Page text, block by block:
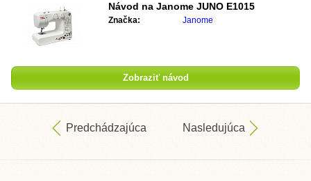
Návod na Janome JUNO E1015
Značka: Janome
Zobraziť návod
Predchádzajúca Nasledujúca